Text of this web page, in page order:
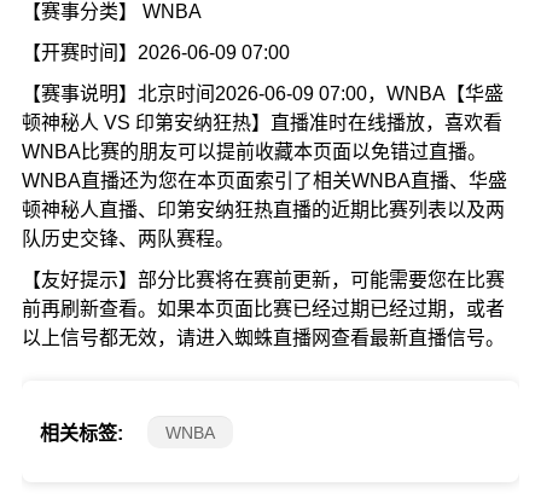
【赛事分类】 WNBA
【开赛时间】2026-06-09 07:00
【赛事说明】北京时间2026-06-09 07:00，WNBA【华盛
顿神秘人 VS 印第安纳狂热】直播准时在线播放，喜欢看
WNBA比赛的朋友可以提前收藏本页面以免错过直播。
WNBA直播还为您在本页面索引了相关WNBA直播、华盛
顿神秘人直播、印第安纳狂热直播的近期比赛列表以及两
队历史交锋、两队赛程。
【友好提示】部分比赛将在赛前更新，可能需要您在比赛
前再刷新查看。如果本页面比赛已经过期已经过期，或者
以上信号都无效，请进入蜘蛛直播网查看最新直播信号。
相关标签: WNBA